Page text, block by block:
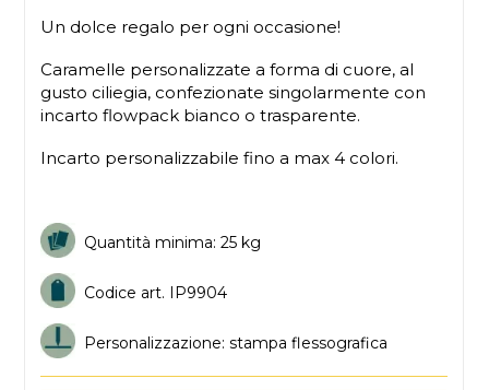
Un dolce regalo per ogni occasione!
Caramelle personalizzate a forma di cuore, al
gusto ciliegia, confezionate singolarmente con
incarto flowpack bianco o trasparente.
Incarto personalizzabile fino a max 4 colori.
Quantità minima: 25 kg
Codice art. IP9904
Personalizzazione: stampa flessografica